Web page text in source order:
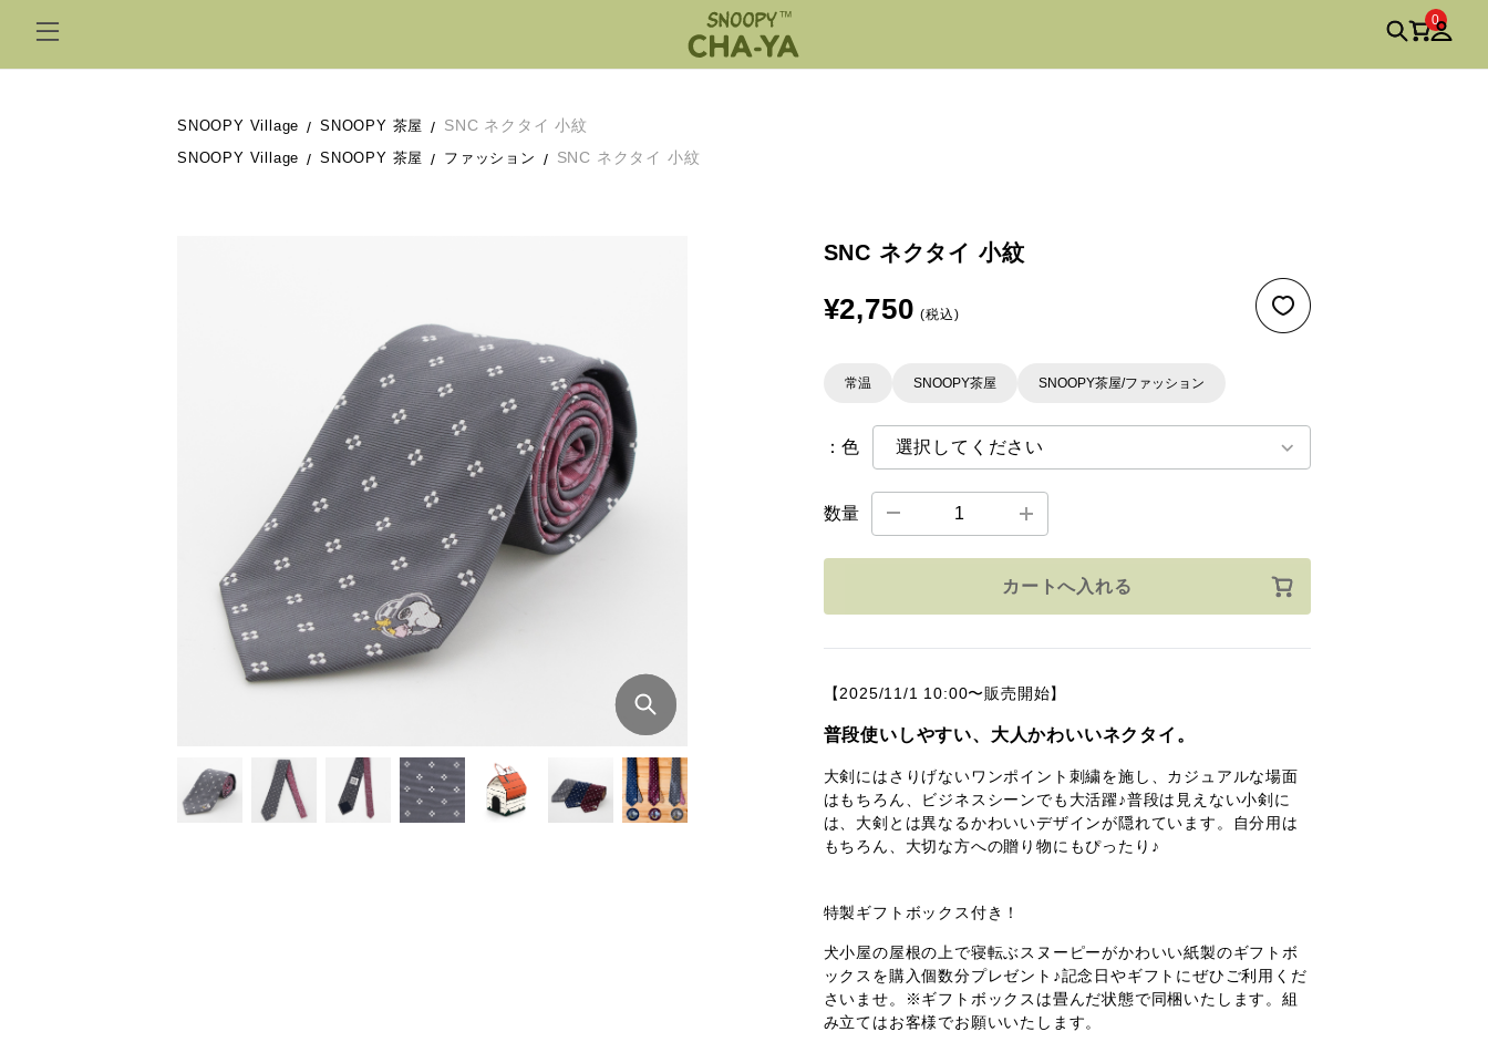
0
SNOOPY Village SNOOPY 茶屋 SNC ネクタイ 小紋
SNOOPY Village SNOOPY 茶屋 ファッション SNC ネクタイ 小紋
SNC ネクタイ 小紋
¥2,750 (税込)
常温 SNOOPY茶屋 SNOOPY茶屋/ファッション
：色
数量
カートへ入れる
【2025/11/1 10:00〜販売開始】
普段使いしやすい、大人かわいいネクタイ。
大剣にはさりげないワンポイント刺繍を施し、カジュアルな場面
はもちろん、ビジネスシーンでも大活躍♪普段は見えない小剣に
は、大剣とは異なるかわいいデザインが隠れています。自分用は
もちろん、大切な方への贈り物にもぴったり♪
特製ギフトボックス付き！
犬小屋の屋根の上で寝転ぶスヌーピーがかわいい紙製のギフトボ
ックスを購入個数分プレゼント♪記念日やギフトにぜひご利用くだ
さいませ。※ギフトボックスは畳んだ状態で同梱いたします。組
み立てはお客様でお願いいたします。